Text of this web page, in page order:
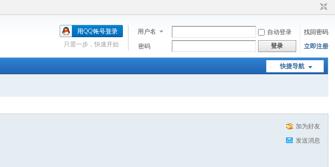
用户名 自动登录
找回密码
密码
登录 立即注册
只需一步，快速开始
快捷导航
加为好友
发送消息